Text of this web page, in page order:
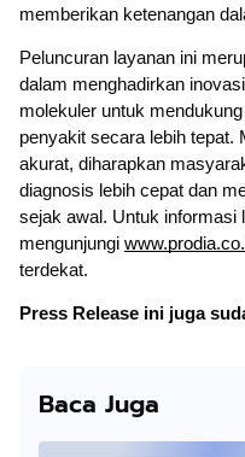
memberikan ketenangan
Peluncuran layanan ini
dalam menghadirkan
molekuler untuk
penyakit secara lebih tepat.
akurat, diharapkan
diagnosis lebih cepat dan
sejak awal. Untuk informasi
mengunjungi
terdekat.
Press Release ini juga
Baca Juga